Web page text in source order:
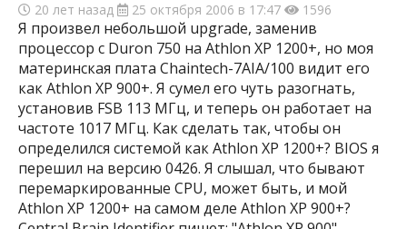
20 лет назад 25 октября 2006 в 17:47 1596
Я произвел небольшой upgrade, заменив
процессор с Duron 750 на Athlon XP 1200+, но моя
материнская плата Chaintech-7AIA/100 видит его
как Athlon XP 900+. Я сумел его чуть разогнать,
установив FSB 113 МГц, и теперь он работает на
частоте 1017 МГц. Как сделать так, чтобы он
определился системой как Athlon XP 1200+? BIOS я
перешил на версию 0426. Я слышал, что бывают
перемаркированные CPU, может быть, и мой
Athlon XP 1200+ на самом деле Athlon XP 900+?